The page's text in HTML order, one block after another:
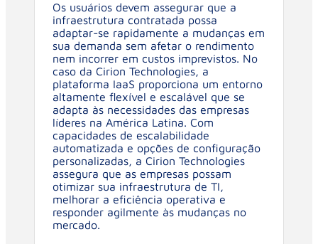
Os usuários devem assegurar que a
infraestrutura contratada possa
adaptar-se rapidamente a mudanças em
sua demanda sem afetar o rendimento
nem incorrer em custos imprevistos. No
caso da Cirion Technologies, a
plataforma IaaS proporciona um entorno
altamente flexível e escalável que se
adapta às necessidades das empresas
líderes na América Latina. Com
capacidades de escalabilidade
automatizada e opções de configuração
personalizadas, a Cirion Technologies
assegura que as empresas possam
otimizar sua infraestrutura de TI,
melhorar a eficiência operativa e
responder agilmente às mudanças no
mercado.